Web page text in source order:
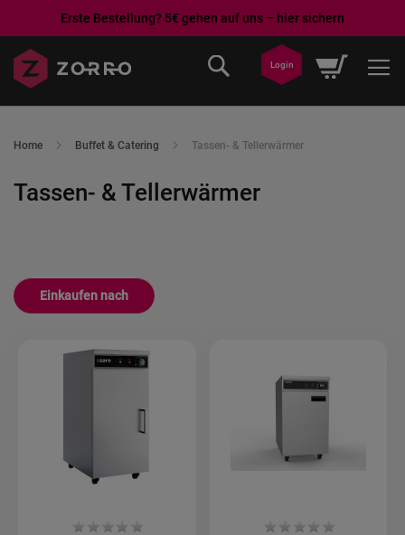
Erste Bestellung? 5€ gehen auf uns – hier sichern
zum
Mein
Login
Home Buffet & Catering Tassen- & Tellerwärmer
Tassen- & Tellerwärmer
Einkaufen nach